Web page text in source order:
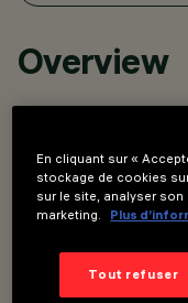
Overview
Sélecteur arrière
sur trois niveaux :
Système optique
réflecteurs en
Optiques
En cliquant sur «
stockage de cookies
sur le site, analyser
marketing.
Plus
Tout refuser